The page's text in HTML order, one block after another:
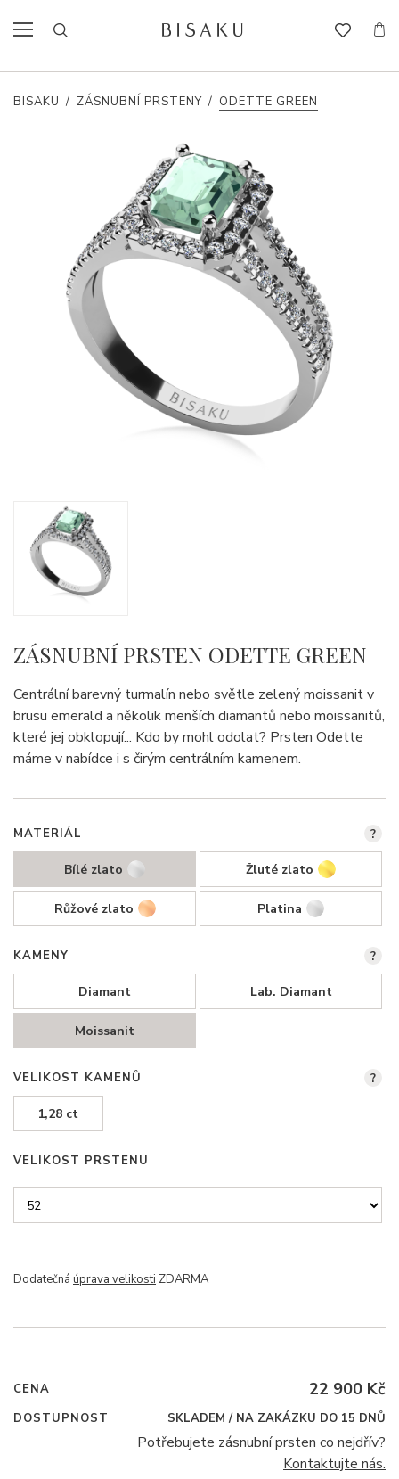
BISAKU / ZÁSNUBNÍ PRSTENY / ODETTE GREEN
ZÁSNUBNÍ PRSTEN ODETTE GREEN
Centrální barevný turmalín nebo světle zelený moissanit v
brusu emerald a několik menších diamantů nebo moissanitů,
které jej obklopují... Kdo by mohl odolat? Prsten Odette
máme v nabídce i s čirým centrálním kamenem.
MATERIÁL
Bílé zlato Žluté zlato
Růžové zlato Platina
?
KAMENY
Diamant Lab. Diamant
Moissanit
?
VELIKOST KAMENŮ
1,28 ct
?
VELIKOST PRSTENU
Dodatečná úprava velikosti ZDARMA
CENA 22 900 Kč
DOSTUPNOST SKLADEM / NA ZAKÁZKU DO 15 DNŮ
Potřebujete zásnubní prsten co nejdřív?
Kontaktujte nás.